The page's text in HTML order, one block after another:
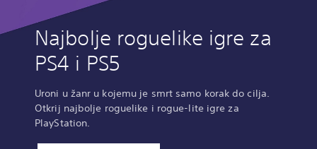
Najbolje roguelike igre za
PS4 i PS5
Uroni u žanr u kojemu je smrt samo korak do cilja.
Otkrij najbolje roguelike i rogue-lite igre za
PlayStation.